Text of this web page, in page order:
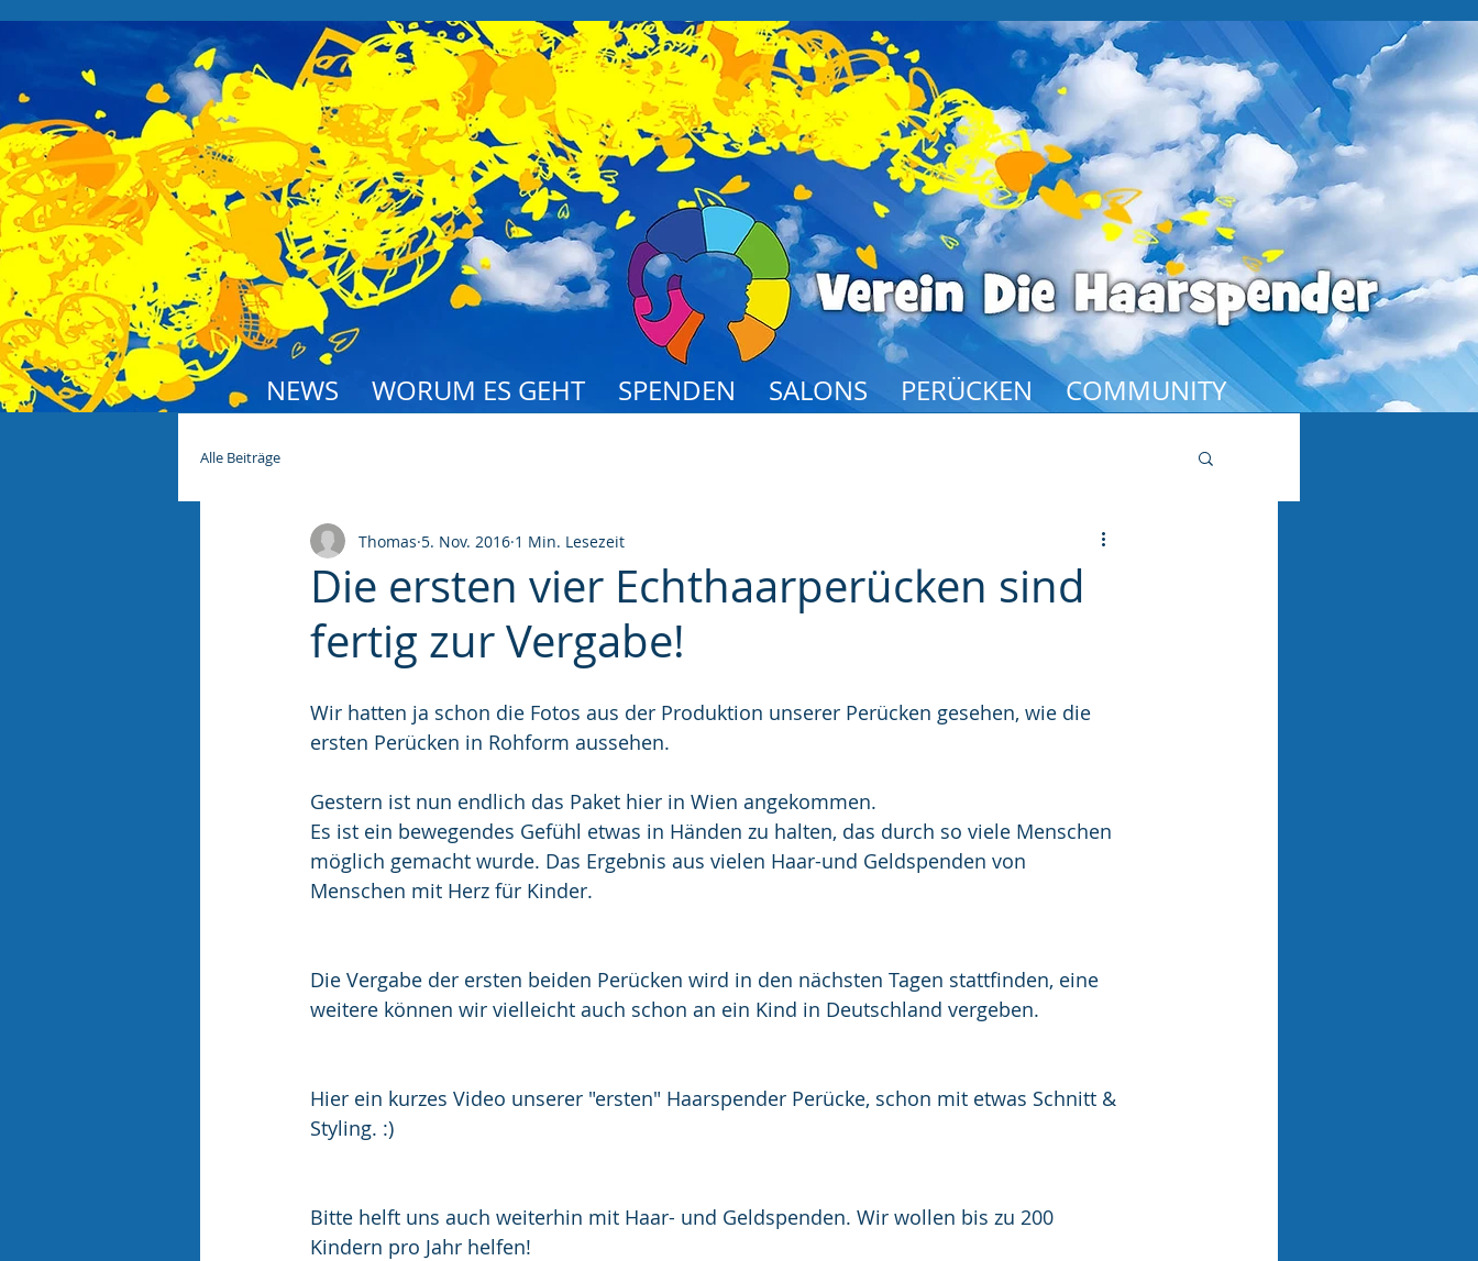
NEWS WORUM ES GEHT SPENDEN SALONS PERÜCKEN COMMUNITY
Alle Beiträge
Die ersten vier Echthaarperücken sind
fertig zur Vergabe!
Thomas 5. Nov. 2016 1 Min. Lesezeit
Wir hatten ja schon die Fotos aus der Produktion unserer Perücken gesehen, wie die
ersten Perücken in Rohform aussehen.
Gestern ist nun endlich das Paket hier in Wien angekommen.
Es ist ein bewegendes Gefühl etwas in Händen zu halten, das durch so viele Menschen
möglich gemacht wurde. Das Ergebnis aus vielen Haar-und Geldspenden von
Menschen mit Herz für Kinder.
Die Vergabe der ersten beiden Perücken wird in den nächsten Tagen stattfinden, eine
weitere können wir vielleicht auch schon an ein Kind in Deutschland vergeben.
Hier ein kurzes Video unserer "ersten" Haarspender Perücke, schon mit etwas Schnitt &
Styling. :)
Bitte helft uns auch weiterhin mit Haar- und Geldspenden. Wir wollen bis zu 200
Kindern pro Jahr helfen!